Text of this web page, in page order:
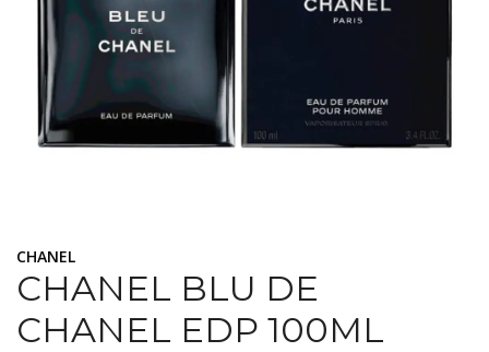
CHANEL
CHANEL BLU DE
CHANEL EDP 100ML